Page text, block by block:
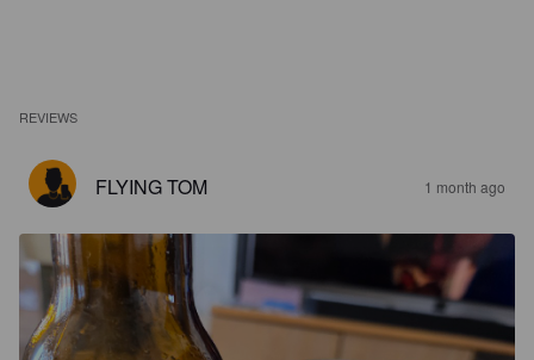
REVIEWS
FLYING TOM 1 month ago